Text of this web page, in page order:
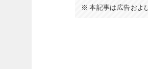
本記事は広告およ